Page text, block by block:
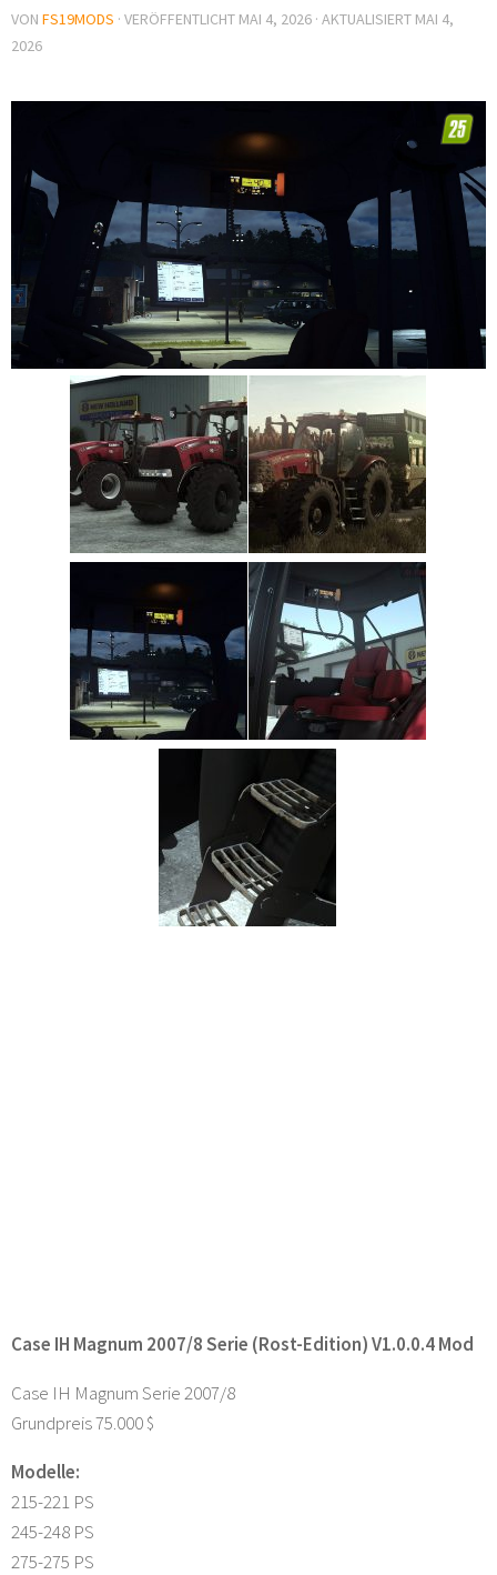
VON FS19MODS · VERÖFFENTLICHT MAI 4, 2026 · AKTUALISIERT MAI 4,
2026
Case IH Magnum 2007/8 Serie (Rost-Edition) V1.0.0.4 Mod
Case IH Magnum Serie 2007/8
Grundpreis 75.000 $
Modelle:
215-221 PS
245-248 PS
275-275 PS